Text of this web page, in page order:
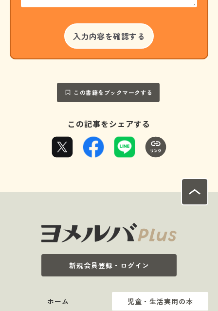
この書籍をブックマークする
この記事をシェアする
新規会員登録・ログイン
ホーム
児童・生活実用の本